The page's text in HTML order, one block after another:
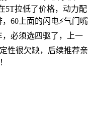
5T拉低了价格，动力配
60上面的闪电⚡️气门嘴
必须选四驱了，上一
性很欠缺，后续推荐亲